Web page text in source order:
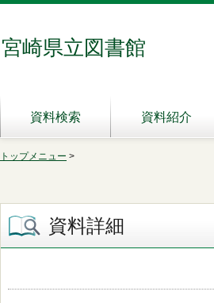
宮崎県立図書館
資料検索 資料紹介
トップメニュー >
資料詳細